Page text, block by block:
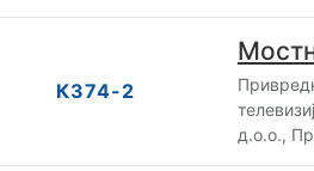
К374-2
д.о.о.,